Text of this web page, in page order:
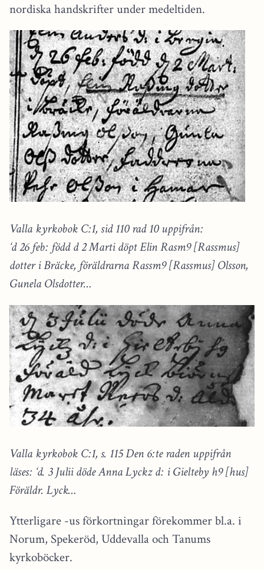
nordiska handskrifter under medeltiden.
Valla kyrkobok C:1, sid 110 rad 10 uppifrån:
‘d 26 feb: född d 2 Marti döpt Elin Rasm9 [Rassmus]
dotter i Bräcke, föräldrarna Rassm9 [Rassmus] Olsson,
Gunela Olsdotter…
Valla kyrkobok C:1, s. 115 Den 6:te raden uppifrån
läses: ‘d. 3 Julii döde Anna Lyckz d: i Gielteby h9 [hus]
Föräldr. Lyck…
Ytterligare -us förkortningar förekommer bl.a. i
Norum, Spekeröd, Uddevalla och Tanums
kyrkoböcker.